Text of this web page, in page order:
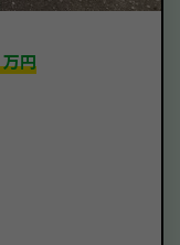
万円